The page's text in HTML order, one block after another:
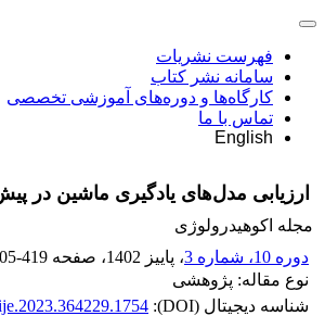
فهرست نشریات
سامانه نشر کتاب
کارگاه‌ها و دوره‌های آموزشی تخصصی
تماس با ما
English
ارزیابی مدل‌های یادگیری ماشین
مجله اکوهیدرولوژی
دوره 10، شماره 3
، پاییز 1402 ، صفحه 419
نوع مقاله: پژوهشی
شناسه دیجیتال (DOI):